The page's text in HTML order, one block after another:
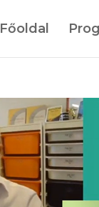
Főoldal